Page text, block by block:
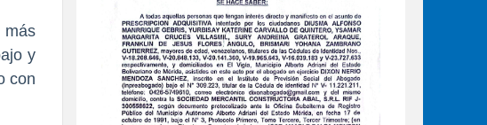
más
y
con